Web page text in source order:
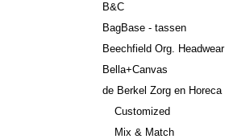
B&C
BagBase - tassen
Beechfield Org. Headwear
Bella+Canvas
de Berkel Zorg en Horeca
Customized
Mix & Match